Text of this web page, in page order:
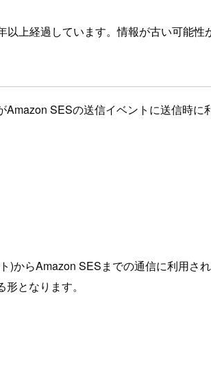
以上経過しています。情報が古い可能性
SESの送信イベントに送信時に
)からAmazon SESまでの通信に利用
となります。